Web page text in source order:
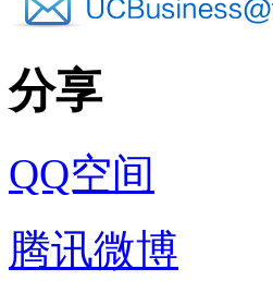
分享
QQ空间
腾讯微博